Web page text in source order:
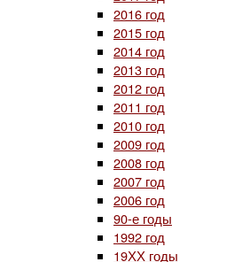
2016 год
2015 год
2014 год
2013 год
2012 год
2011 год
2010 год
2009 год
2008 год
2007 год
2006 год
90-е годы
1992 год
19ХХ годы